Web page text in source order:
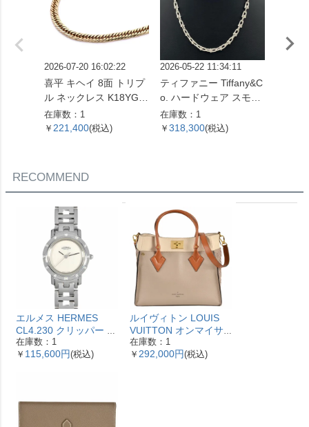
2026-07-20 16:02:22
喜平 キヘイ 8面 トリプ
ル ネックレス K18YG 1
0.4g【中古】
在庫数：1
￥ 221,400(税込)
2026-05-22 11:34:11
ティファニー Tiffany&C
o. ハードウェア スモー
ルリンク ネックレス 60
153093 SV925 42.4g シ
在庫数：1
￥ 318,300(税込)
RECOMMEND
エルメス HERMES
CL4.230 クリッパー ナ
クレ 腕時計 シェル文字
盤 ベゼル12Pダイヤ レ
在庫数：1
￥ 115,600円(税込)
ルイヴィトン LOUIS
VUITTON オンマイサ
イドMM ハンドバッグ
2WAY レザー M53825
在庫数：1
￥ 292,000円(税込)